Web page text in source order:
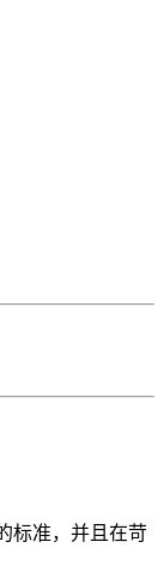
标准，并且在苛